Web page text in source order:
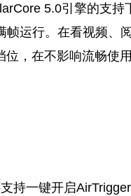
5.0引擎的支持
帧运行。在看视频、
，在不影响流畅使
持一键开启